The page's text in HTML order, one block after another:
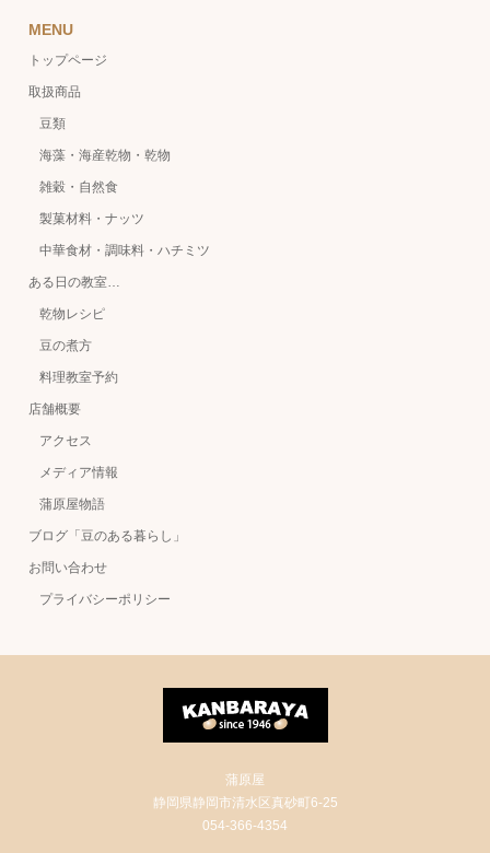
MENU
トップページ
取扱商品
豆類
海藻・海産乾物・乾物
雑穀・自然食
製菓材料・ナッツ
中華食材・調味料・ハチミツ
ある日の教室…
乾物レシピ
豆の煮方
料理教室予約
店舗概要
アクセス
メディア情報
蒲原屋物語
ブログ「豆のある暮らし」
お問い合わせ
プライバシーポリシー
蒲原屋
静岡県静岡市清水区真砂町6-25
054-366-4354